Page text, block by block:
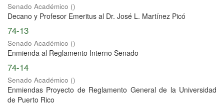
Senado Académico ()
Decano y Profesor Emeritus al Dr. José L. Martínez Picó
74-13
Senado Académico ()
Enmienda al Reglamento Interno Senado
74-14
Senado Académico ()
Enmiendas Proyecto de Reglamento General de la Universidad
de Puerto Rico